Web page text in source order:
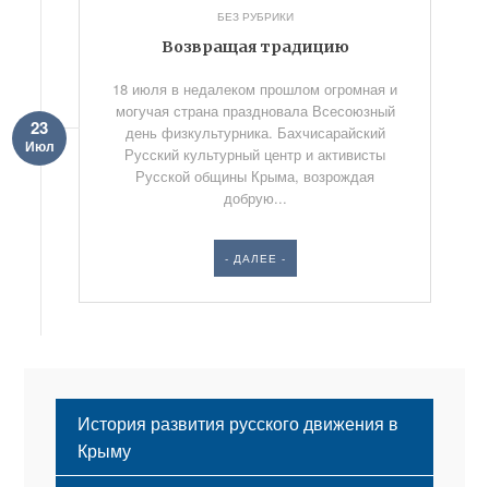
БЕЗ РУБРИКИ
Возвращая традицию
23
Июл
18 июля в недалеком прошлом огромная и
могучая страна праздновала Всесоюзный
день физкультурника. Бахчисарайский
Русский культурный центр и активисты
Русской общины Крыма, возрождая
добрую...
- ДАЛЕЕ -
История развития русского движения в
Крыму